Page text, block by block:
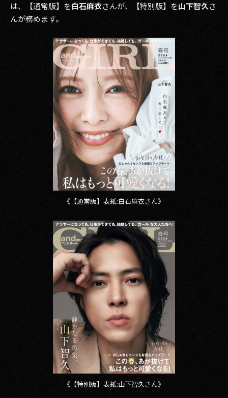
タテドラ
2026
2025
2024
2023
2022
2021
2020
2019
2018
2017
2016
2015
2014
2013
2012
PRIVACY POLICY
は、【通常版】を白石麻衣さんが、【特別版】を山下智久さ
んが務めます。
《【通常版】表紙:白石麻衣さん》
《【特別版】表紙:山下智久さん》